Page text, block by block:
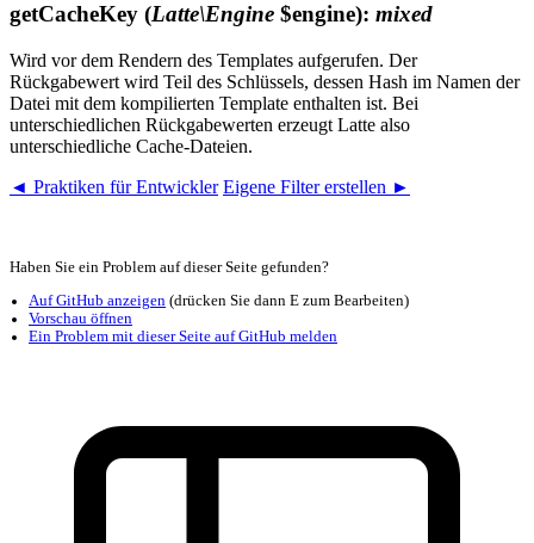
getCacheKey (Latte\Engine $engine): mixed
Wird vor dem Rendern des Templates aufgerufen. Der
Rückgabewert wird Teil des Schlüssels, dessen Hash im Namen der
Datei mit dem kompilierten Template enthalten ist. Bei
unterschiedlichen Rückgabewerten erzeugt Latte also
unterschiedliche Cache-Dateien.
◄ Praktiken für Entwickler Eigene Filter erstellen ►